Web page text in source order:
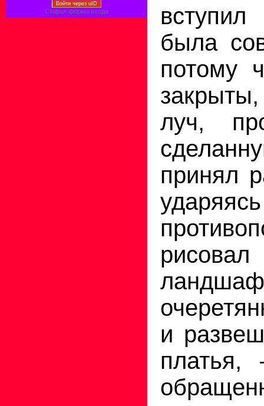
Войти через uID
Старая форма входа
была
потому
луч,
принял
и